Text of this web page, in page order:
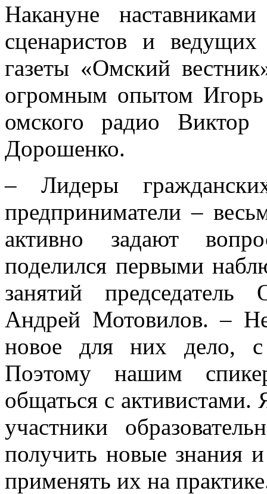
Накануне
сценаристов и
газеты «Омский
огромным опытом Игорь
омского радио
Дорошенко.
– Лидеры
предприниматели –
активно задают
поделился первыми
занятий
Андрей Мотовилов. – Не
новое для них дело, с
Поэтому нашим
общаться с
участники
получить новые знания
применять их на